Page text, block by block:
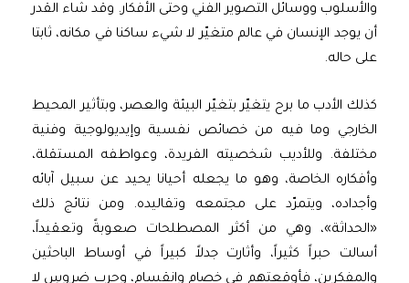
والأسلوب ووسائل التصوير الفني وحتى الأفكار. وقد شاء القدر
أن يوجد الإنسان في عالم متغيّر لا شيء ساكنا في مكانه، ثابتا
على حاله.
كذلك الأدب ما برح يتغيّر بتغيّر البيئة والعصر، وبتأثير المحيط
الخارجي وما فيه من خصائص نفسية وإيديولوجية وفنية
مختلفة. وللأديب شخصيته الفريدة، وعواطفه المستقلة،
وأفكاره الخاصة، وهو ما يجعله أحيانا يحيد عن سبيل آبائه
وأجداده، ويتمرّد على مجتمعه وتقاليده. ومن نتائج ذلك
«الحداثة»، وهي من أكثر المصطلحات صعوبةً وتعقيداً،
أسالت حبراً كثيراً، وأثارت جدلاً كبيراً في أوساط الباحثين
والمفكرين، فأوقعتهم في خصام وانقسام، وحربٍ ضروسٍ لا